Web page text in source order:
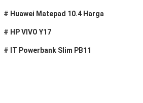
# Huawei Matepad 10.4 Harga
# HP VIVO Y17
# IT Powerbank Slim PB11